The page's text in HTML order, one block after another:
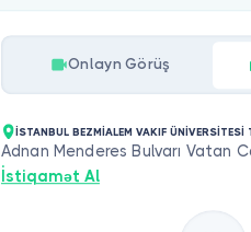
Onlayn Görüş
İSTANBUL BEZMİALEM VAKIF ÜNİVERSİTESİ
Adnan Menderes Bulvarı Vatan
İstiqamət Al